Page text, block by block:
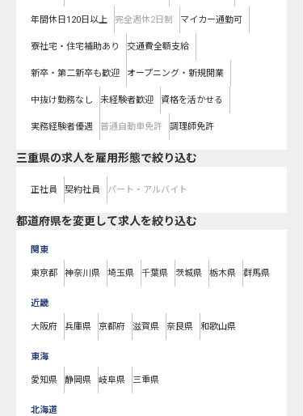
年間休日120日以上 完全週休2日制 マイカー通勤可
寮社宅・住宅補助あり 交通費全額支給
新卒・第二新卒も歓迎 オープニング・新規開業
中抜け勤務なし 未経験者歓迎 資格を活かせる
実務経験者優遇 普通自動車免許 調理師免許
三重県の求人を雇用形態で絞り込む
正社員 契約社員 パート・アルバイト
都道府県を変更して求人を絞り込む
関東
東京都 神奈川県 埼玉県 千葉県 茨城県 栃木県 群馬県
近畿
大阪府 兵庫県 京都府 滋賀県 奈良県 和歌山県
東海
愛知県 静岡県 岐阜県 三重県
北海道